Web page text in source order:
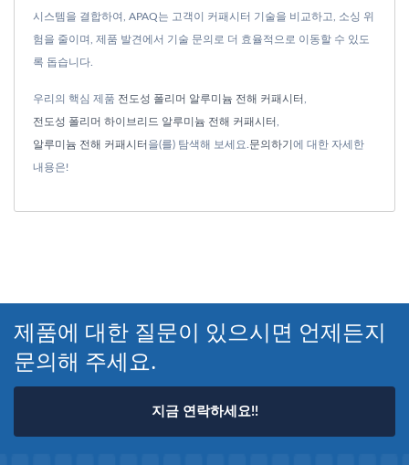
시스템을 결합하여, APAQ는 고객이 커패시터 기술을 비교하고, 소싱 위
험을 줄이며, 제품 발견에서 기술 문의로 더 효율적으로 이동할 수 있도
록 돕습니다.
우리의 핵심 제품 전도성 폴리머 알루미늄 전해 커패시터
전도성 폴리머 하이브리드 알루미늄 전해 커패시터
알루미늄 전해 커패시터 을(를) 탐색해 보세요. 문의하기 에 대한 자세한
내용은!
제품에 대한 질문이 있으시면 언제든지
문의해 주세요.
지금 연락하세요!!